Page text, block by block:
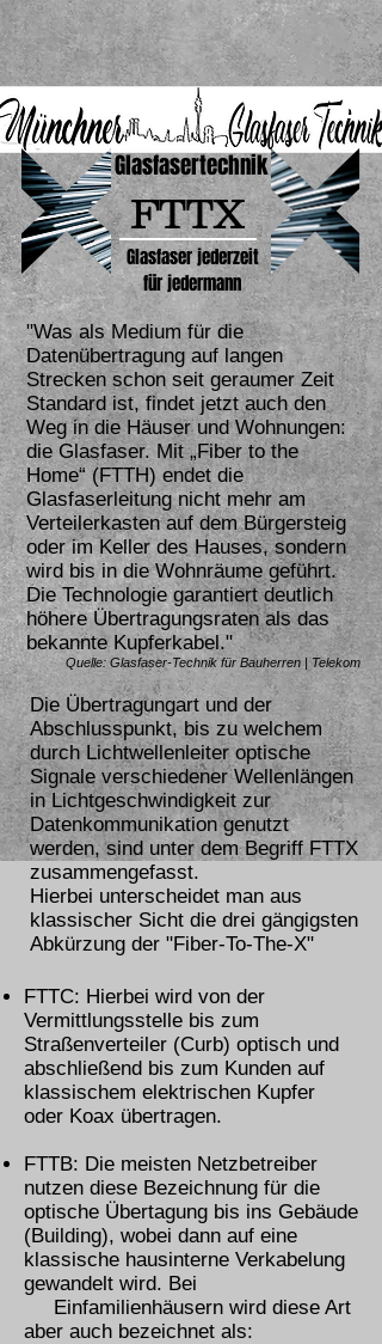
FTTX
Glasfaser jederzeit
für jedermann
Glasfasertechnik
"Was als Medium für die
Datenübertragung auf langen
Strecken schon seit geraumer Zeit
Standard ist, findet jetzt auch den
Weg in die Häuser und Wohnungen:
die Glasfaser. Mit „Fiber to the
Home“ (FTTH) endet die
Glasfaserleitung nicht mehr am
Verteilerkasten auf dem Bürgersteig
oder im Keller des Hauses, sondern
wird bis in die Wohnräume geführt.
Die Technologie garantiert deutlich
höhere Übertragungsraten als das
bekannte Kupferkabel."
Quelle: Glasfaser-Technik für Bauherren | Telekom
Die Übertragungart und der
Abschlusspunkt, bis zu welchem
durch Lichtwellenleiter optische
Signale verschiedener Wellenlängen
in Lichtgeschwindigkeit zur
Datenkommunikation genutzt
werden, sind unter dem Begriff FTTX
zusammengefasst.
Hierbei unterscheidet man aus
klassischer Sicht die drei gängigsten
Abkürzung der "Fiber-To-The-X"
FTTC: Hierbei wird von der
Vermittlungsstelle bis zum
Straßenverteiler (Curb) optisch und
abschließend bis zum Kunden auf
klassischem elektrischen Kupfer
oder Koax übertragen.
FTTB: Die meisten Netzbetreiber
nutzen diese Bezeichnung für die
optische Übertagung bis ins Gebäude
(Building), wobei dann auf eine
klassische hausinterne Verkabelung
gewandelt wird. Bei
Einfamilienhäusern wird diese Art
aber auch bezeichnet als: